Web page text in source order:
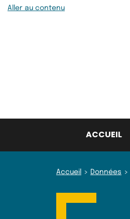
Aller au contenu
ACCUEIL
Accueil Données